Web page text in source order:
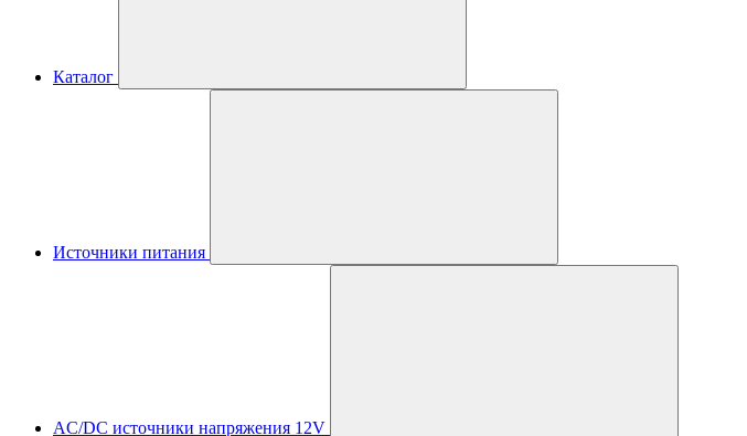
Каталог
Источники питания
AC/DC источники напряжения 12V